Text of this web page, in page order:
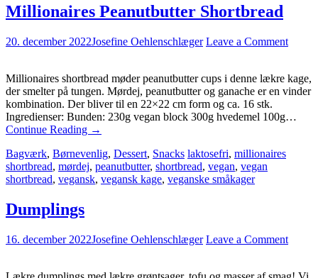
Millionaires Peanutbutter Shortbread
20. december 2022Josefine Oehlenschlæger Leave a Comment
Millionaires shortbread møder peanutbutter cups i denne lækre kage,
der smelter på tungen. Mørdej, peanutbutter og ganache er en vinder
kombination. Der bliver til en 22×22 cm form og ca. 16 stk.
Ingredienser: Bunden: 230g vegan block 300g hvedemel 100g…
Continue Reading →
Bagværk, Børnevenlig, Dessert, Snacks laktosefri, millionaires
shortbread, mørdej, peanutbutter, shortbread, vegan, vegan
shortbread, vegansk, vegansk kage, veganske småkager
Dumplings
16. december 2022Josefine Oehlenschlæger Leave a Comment